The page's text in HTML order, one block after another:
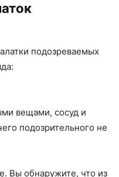
подозреваемых
вещами, сосуд и
подозрительного не
Вы обнаружите, что из